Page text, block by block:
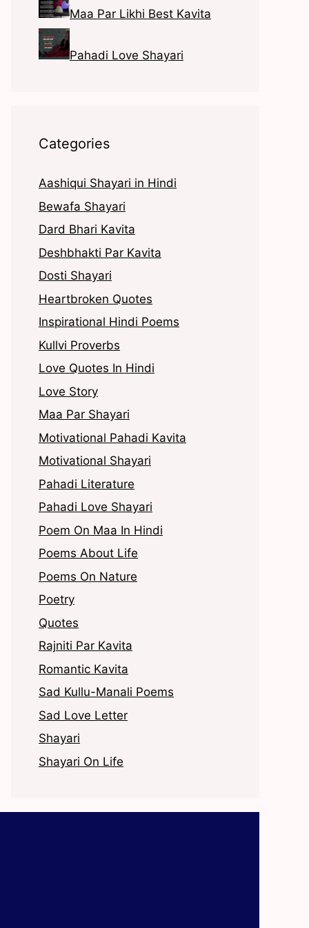
Maa Par Likhi Best Kavita
Pahadi Love Shayari
Categories
Aashiqui Shayari in Hindi
Bewafa Shayari
Dard Bhari Kavita
Deshbhakti Par Kavita
Dosti Shayari
Heartbroken Quotes
Inspirational Hindi Poems
Kullvi Proverbs
Love Quotes In Hindi
Love Story
Maa Par Shayari
Motivational Pahadi Kavita
Motivational Shayari
Pahadi Literature
Pahadi Love Shayari
Poem On Maa In Hindi
Poems About Life
Poems On Nature
Poetry
Quotes
Rajniti Par Kavita
Romantic Kavita
Sad Kullu-Manali Poems
Sad Love Letter
Shayari
Shayari On Life